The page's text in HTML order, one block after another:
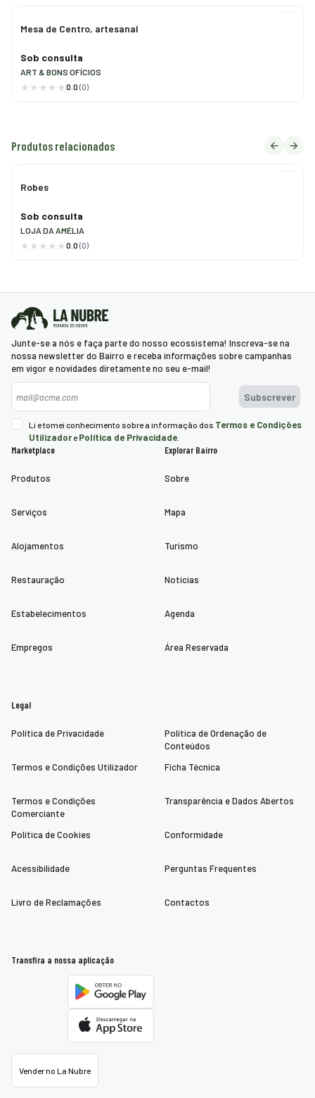
Mesa de Centro, artesanal
Sob consulta
ART & BONS OFÍCIOS
0.0 (0)
Produtos relacionados
Robes
Sob consulta
LOJA DA AMÉLIA
0.0 (0)
Junte-se a nós e faça parte do nosso ecossistema! Inscreva-se na
nossa newsletter do Bairro e receba informações sobre campanhas
em vigor e novidades diretamente no seu e-mail!
Subscrever
Li e tomei conhecimento sobre a informação dos Termos e Condições
Utilizador ePolítica de Privacidade
Marketplace
Produtos
Serviços
Alojamentos
Restauração
Estabelecimentos
Empregos
Explorar Bairro
Sobre
Mapa
Turismo
Notícias
Agenda
Área Reservada
Legal
Política de Privacidade
Termos e Condições Utilizador
Termos e Condições
Comerciante
Política de Cookies
Acessibilidade
Livro de Reclamações
Política de Ordenação de
Conteúdos
Ficha Técnica
Transparência e Dados Abertos
Conformidade
Perguntas Frequentes
Contactos
Transfira a nossa aplicação
Vender no La Nubre